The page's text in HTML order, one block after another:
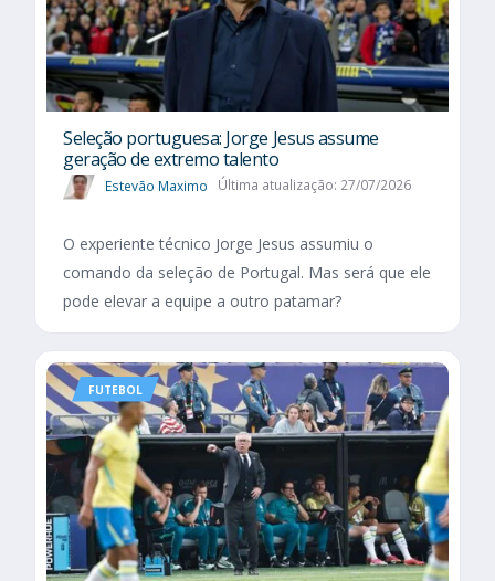
Seleção portuguesa: Jorge Jesus assume
geração de extremo talento
Estevão Maximo Última atualização: 27/07/2026
O experiente técnico Jorge Jesus assumiu o
comando da seleção de Portugal. Mas será que ele
pode elevar a equipe a outro patamar?
FUTEBOL